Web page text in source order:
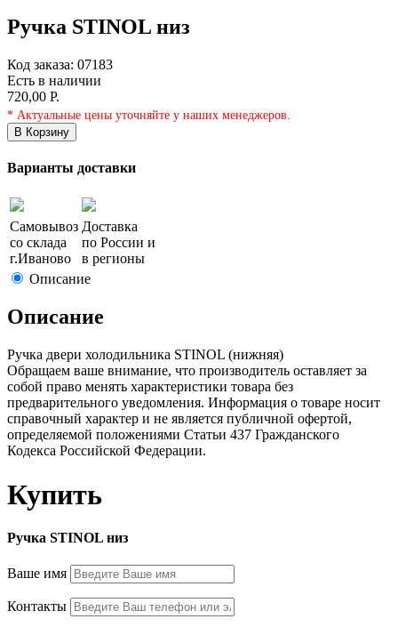
Ручка STINOL низ
Код заказа: 07183
Есть в наличии
720,00 Р.
* Актуальные цены уточняйте у наших менеджеров.
В Корзину
Варианты доставки
Самовывоз
со склада
г.Иваново
Доставка
по России и
в регионы
Описание
Описание
Ручка двери холодильника STINOL (нижняя)
Обращаем ваше внимание, что производитель оставляет за
собой право менять характеристики товара без
предварительного уведомления. Информация о товаре носит
справочный характер и не является публичной офертой,
определяемой положениями Статьи 437 Гражданского
Кодекса Российской Федерации.
Купить
Ручка STINOL низ
Ваше имя
Контакты